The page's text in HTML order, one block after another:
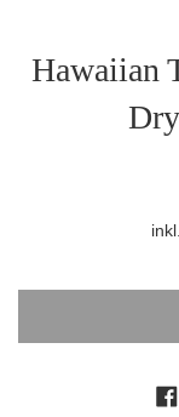
Hawaiian